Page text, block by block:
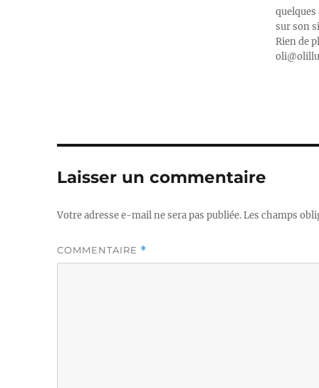
sur son
Rien de
Laisser un commentaire
Votre adresse e-mail ne sera pas publiée.Les champs
COMMENTAIRE *